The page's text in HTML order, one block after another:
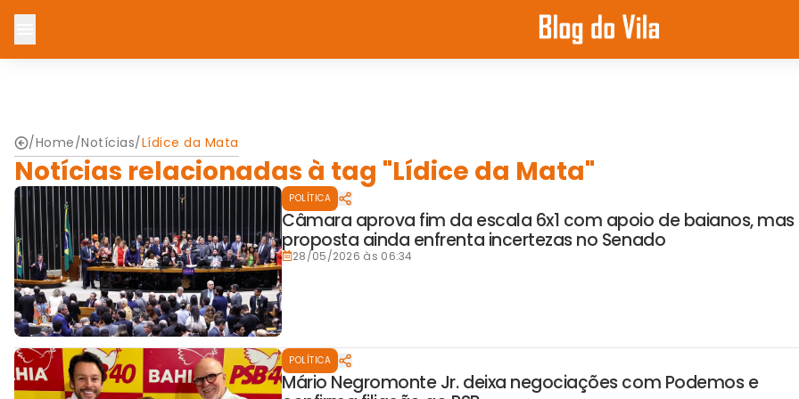
/Home/Notícias/Lídice da Mata
Notícias relacionadas à tag "Lídice da Mata"
POLÍTICA
Câmara aprova fim da escala 6x1 com apoio de baianos, mas
proposta ainda enfrenta incertezas no Senado
28/05/2026 às 06:34
POLÍTICA
Mário Negromonte Jr. deixa negociações com Podemos e